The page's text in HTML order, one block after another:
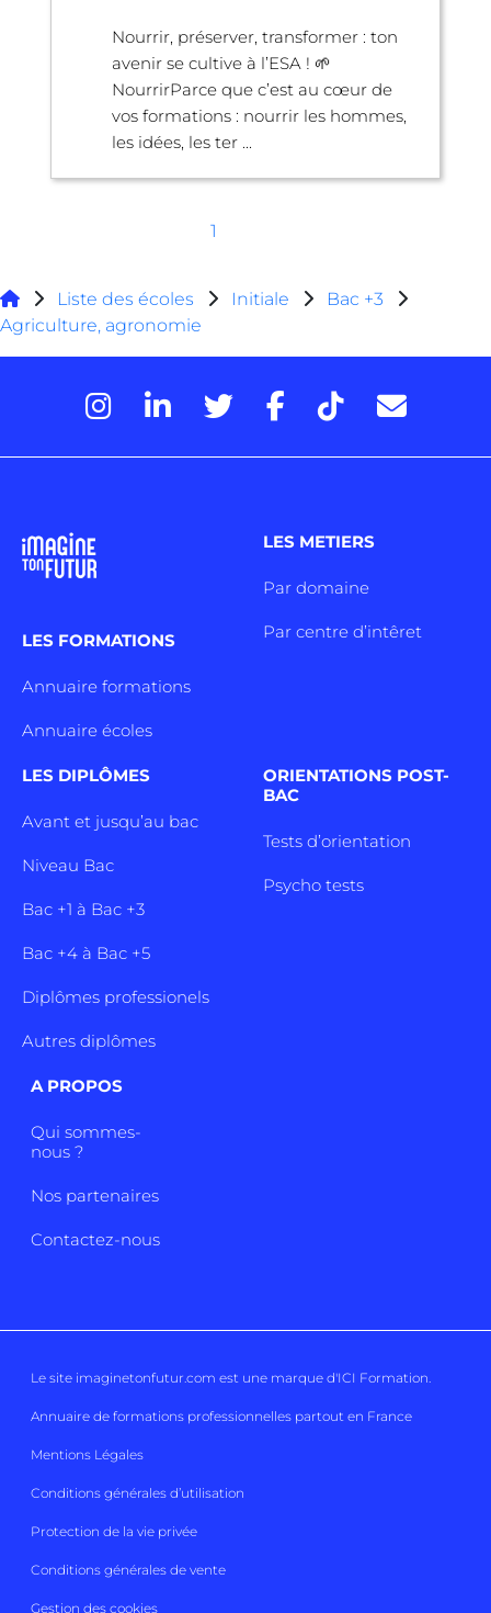
Nourrir, préserver, transformer : ton
avenir se cultive à l’ESA ! 🌱
NourrirParce que c’est au cœur de
vos formations : nourrir les hommes,
les idées, les ter ...
1
Liste des écoles Initiale
Bac +3
Agriculture, agronomie
LES FORMATIONS
Annuaire formations
Annuaire écoles
LES METIERS
Par domaine
Par centre d’intêret
LES DIPLÔMES
Avant et jusqu’au bac
Niveau Bac
Bac +1 à Bac +3
Bac +4 à Bac +5
Diplômes professionels
Autres diplômes
ORIENTATIONS POST-
BAC
Tests d’orientation
Psycho tests
A PROPOS
Qui sommes-
nous ?
Nos partenaires
Contactez-nous
Le site imaginetonfutur.com est une marque d'ICI Formation.
Annuaire de formations professionnelles partout en France
Mentions Légales
Conditions générales d’utilisation
Protection de la vie privée
Conditions générales de vente
Gestion des cookies